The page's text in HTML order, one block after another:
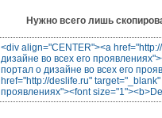
Нужно всего лишь
<div align="CENTER"><a
дизайне во всех его
портал о дизайне во всех его
href="http://deslife.ru"
проявлениях"><font